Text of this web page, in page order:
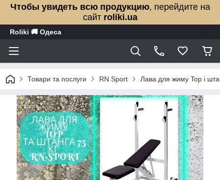
Чтобы увидеть всю продукцию, перейдите на
сайт roliki.ua
Roliki 🚚 Одеса
Товари та послуги RN Sport Лава для жиму Top і